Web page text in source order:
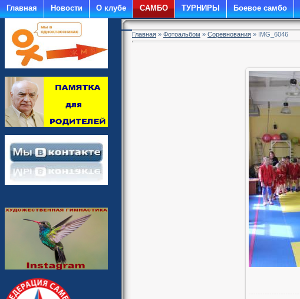
Главная Новости О клубе САМБО ТУРНИРЫ Боевое самбо
Главная » Фотоальбом » Соревнования » IMG_6046